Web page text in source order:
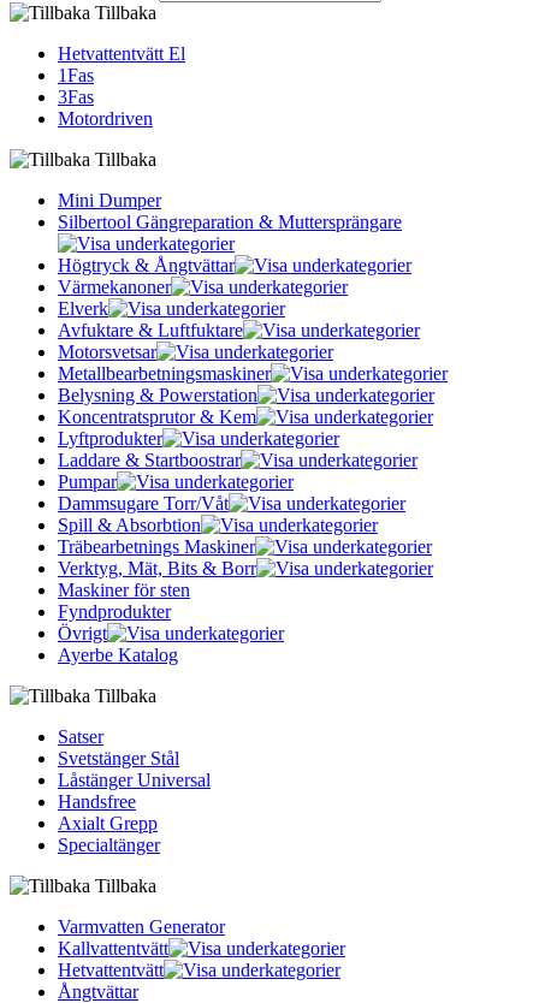
Tillbaka
Hetvattentvätt El
1Fas
3Fas
Motordriven
Tillbaka
Mini Dumper
Silbertool Gängreparation & Muttersprängare
Högtryck & Ångtvättar
Värmekanoner
Elverk
Avfuktare & Luftfuktare
Motorsvetsar
Metallbearbetningsmaskiner
Belysning & Powerstation
Koncentratsprutor & Kem
Lyftprodukter
Laddare & Startboostrar
Pumpar
Dammsugare Torr/Våt
Spill & Absorbtion
Träbearbetnings Maskiner
Verktyg, Mät, Bits & Borr
Maskiner för sten
Fyndprodukter
Övrigt
Ayerbe Katalog
Tillbaka
Satser
Svetstänger Stål
Låstänger Universal
Handsfree
Axialt Grepp
Specialtänger
Tillbaka
Varmvatten Generator
Kallvattentvätt
Hetvattentvätt
Ångtvättar